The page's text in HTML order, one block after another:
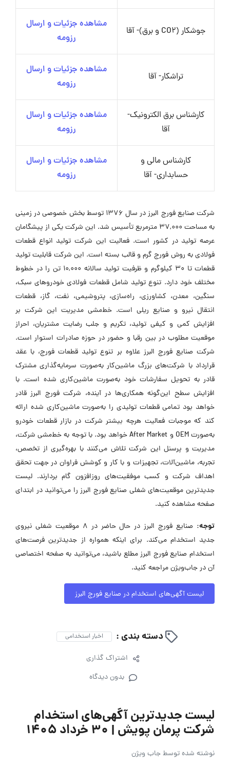
جوشکار (CO2 و برق)- آقا
مشاهده جزئیات و ارسال
رزومه
تراشکار- آقا
مشاهده جزئیات و ارسال
رزومه
کارشناس برق الکترونیک-
آقا
مشاهده جزئیات و ارسال
رزومه
کارشناس مالی و
حسابداری- آقا
مشاهده جزئیات و ارسال
رزومه
شرکت صنایع فورج البرز در سال 1376 توسط بخش خصوصی در زمینی
به مساحت 37,000 مترمربع تأسیس شد. این شرکت یکی از پیشگامان
عرصه تولید در کشور است. فعالیت این شرکت تولید انواع قطعات
فولادی به روش فورج گرم و قالب بسته است. این شرکت قابلیت تولید
قطعات تا 30 کیلوگرم و ظرفیت تولید سالانه 10,000 تن را در خطوط
مختلف خود دارد. تنوع تولید شامل قطعات فولادی خودروهای سبک،
سنگین، معدن، کشاورزی، راه‌سازی، پتروشیمی، نفت، گاز، قطعات
انتقال نیرو و صنایع ریلی است. خط‌مشی مدیریت این شرکت بر
افزایش کمی و کیفی تولید، تکریم و جلب رضایت مشتریان، احراز
موقعیت مطلوب در بین رقبا و حضور در حوزه صادرات استوار است.
شرکت صنایع فورج البرز علاوه بر تنوع تولید قطعات فورج، با عقد
قرارداد با شرکت‌های بزرگ ماشین‌کار به‌صورت سرمایه‌گذاری مشترک
قادر به تحویل سفارشات خود به‌صورت ماشین‌کاری شده است. با
افزایش سطح این‌گونه همکاری‌ها در آینده، شرکت فورج البرز قادر
خواهد بود تمامی قطعات تولیدی را به‌صورت ماشین‌کاری شده ارائه
کند که موجبات فعالیت هرچه بیشتر شرکت در بازار قطعات خودرو
به‌صورت OEM و After Market خواهد بود. با توجه به خط‌مشی شرکت،
مدیریت و پرسنل این شرکت تلاش می‌کنند با بهره‌گیری از تخصص،
تجربه، ماشین‌آلات، تجهیزات و با کار و کوشش فراوان در جهت تحقق
اهداف شرکت و کسب موفقیت‌های روزافزون گام بردارند. لیست
جدیدترین موقعیت‌های شغلی صنایع فورج البرز را می‌توانید در ابتدای
صفحه مشاهده کنید.
توجه:
صنایع فورج البرز در حال حاضر در ۸ موقعیت شغلی نیروی
جدید استخدام می‌کند. برای اینکه همواره از جدیدترین فرصت‌های
استخدام صنایع فورج البرز مطلع باشید، می‌توانید به صفحه اختصاصی
آن در جاب‌ویژن مراجعه کنید.
لیست آگهی‌های استخدام در صنایع فورج البرز
دسته بندی : اخبار استخدامی
اشتراک گذاری
بدون دیدگاه
لیست جدیدترین آگهی‌های استخدام
شرکت پرمان پویش | ۳۰ خرداد ۱۴۰۵
نوشته شده توسطجاب ویژن